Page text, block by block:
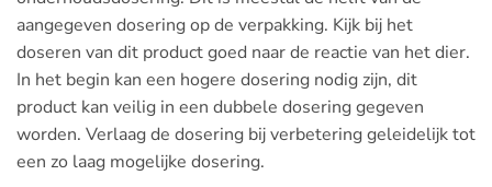
aangegeven dosering op de verpakking. Kijk bij het
doseren van dit product goed naar de reactie van het dier.
In het begin kan een hogere dosering nodig zijn, dit
product kan veilig in een dubbele dosering gegeven
worden. Verlaag de dosering bij verbetering geleidelijk tot
een zo laag mogelijke dosering.